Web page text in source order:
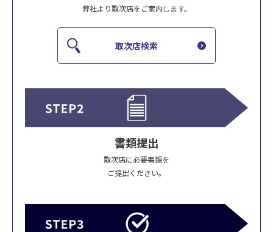
弊社より取次店をご案内します。
取次店検索
書類提出
取次店に必要書類を
ご提出ください。